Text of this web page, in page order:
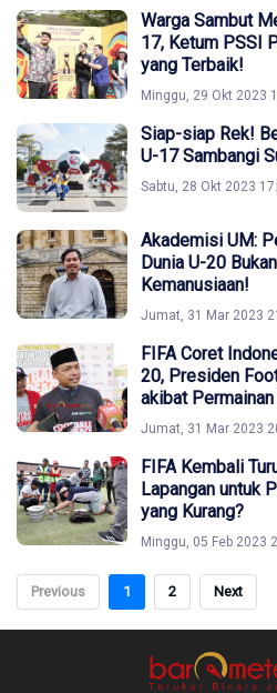
Warga Sambut
17, Ketum PSSI
yang Terbaik!
Minggu, 29 Okt 2023
Siap-siap Rek!
U-17 Sambangi
Sabtu, 28 Okt 2023
Akademisi UM:
Dunia U-20
Kemanusiaan!
Jumat, 31 Mar 2023
FIFA Coret
20, Presiden
akibat
Jumat, 31 Mar 2023
FIFA Kembali
Lapangan untuk
yang Kurang?
Minggu, 05 Feb 2023
Previous 1 2 Next